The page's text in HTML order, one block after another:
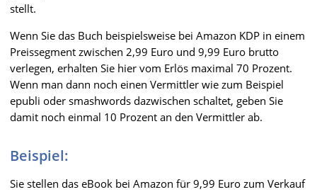
stellt.
Wenn Sie das Buch beispielsweise bei Amazon KDP in einem
Preissegment zwischen 2,99 Euro und 9,99 Euro brutto
verlegen, erhalten Sie hier vom Erlös maximal 70 Prozent.
Wenn man dann noch einen Vermittler wie zum Beispiel
epubli oder smashwords dazwischen schaltet, geben Sie
damit noch einmal 10 Prozent an den Vermittler ab.
Beispiel:
Sie stellen das eBook bei Amazon für 9,99 Euro zum Verkauf